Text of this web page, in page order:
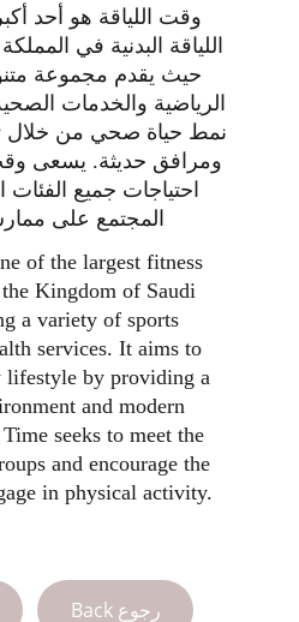
Back رجوع
وقت اللياقة هو أحد
اللياقة البدنية في
حيث يقدم مجموعة
الرياضية والخدمات
نمط حياة صحي من خلال
ومرافق حديثة. يسعى وقت
احتياجات جميع
المجتمع على
of the largest fitness
Kingdom of Saudi
a variety of sports
services. It aims to
lifestyle by providing a
and modern
seeks to meet the
and encourage the
in physical activity.